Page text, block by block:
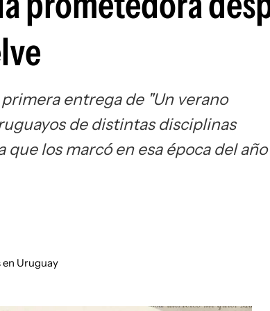
entrega de "Un verano
de distintas disciplinas
los marcó en esa época del año
en Uruguay